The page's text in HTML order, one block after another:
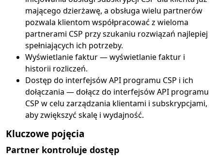
mającego dzierżawę, a obsługa wielu partnerów
pozwala klientom współpracować z wieloma
partnerami CSP przy szukaniu rozwiązań najlepiej
spełniających ich potrzeby.
Wyświetlanie faktur — wyświetlanie faktur i
historii rozliczeń.
Dostęp do interfejsów API programu CSP i ich
dołączania — dołącz do interfejsów API programu
CSP w celu zarządzania klientami i subskrypcjami,
aby zwiększyć skalę i wydajność.
Kluczowe pojęcia
Partner kontroluje dostęp